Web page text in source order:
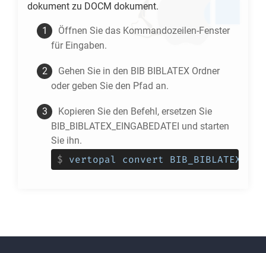
dokument zu DOCM dokument.
Öffnen Sie das Kommandozeilen-Fenster
für Eingaben.
Gehen Sie in den BIB BIBLATEX Ordner
oder geben Sie den Pfad an.
Kopieren Sie den Befehl, ersetzen Sie
BIB_BIBLATEX_EINGABEDATEI und starten
Sie ihn.
$ vertopal convert